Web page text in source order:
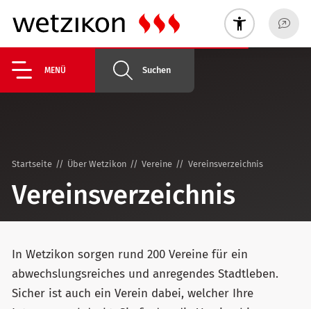
MENÜ Suchen
Startseite Über Wetzikon Vereine Vereinsverzeichnis
Vereinsverzeichnis
In Wetzikon sorgen rund 200 Vereine für ein
abwechslungsreiches und anregendes Stadtleben.
Sicher ist auch ein Verein dabei, welcher Ihre